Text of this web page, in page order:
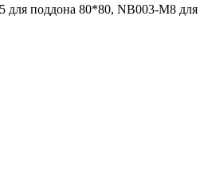
для поддона 80*80, NB003-M8 для